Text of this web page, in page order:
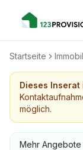
Startseite
Dieses
möglich.
Mehr